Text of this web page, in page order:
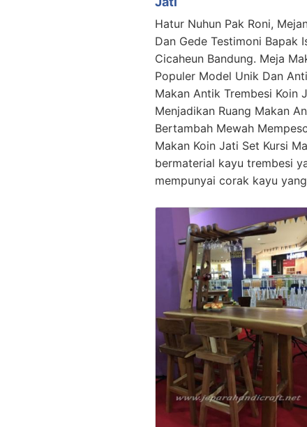
Hatur Nuhun Pak Roni,
Dan Gede Testimoni Bapak
Cicaheun Bandung. Meja
Populer Model Unik Dan
Makan Antik Trembesi Koin
Menjadikan Ruang Makan
Bertambah Mewah
Makan Koin Jati Set Kursi
bermaterial kayu trembesi
mempunyai corak kayu